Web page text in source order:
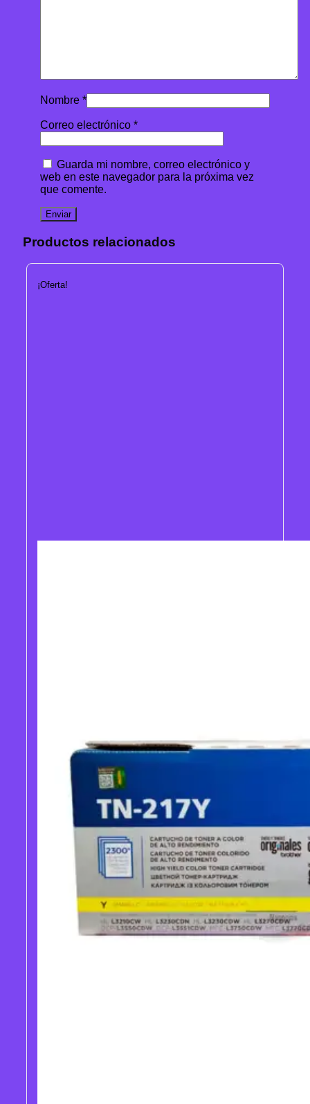
Nombre *
Correo electrónico *
Guarda mi nombre, correo electrónico y
web en este navegador para la próxima vez
que comente.
Productos relacionados
¡Oferta!